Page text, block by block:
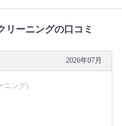
リーニングの口コミ
2026年07月
ニング)